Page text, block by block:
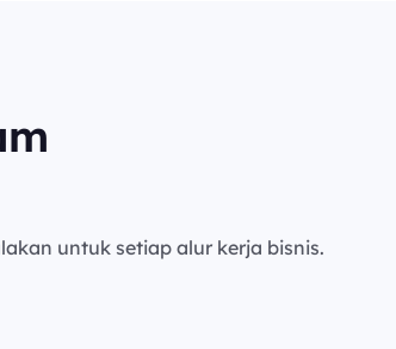
untuk setiap alur kerja bisnis.